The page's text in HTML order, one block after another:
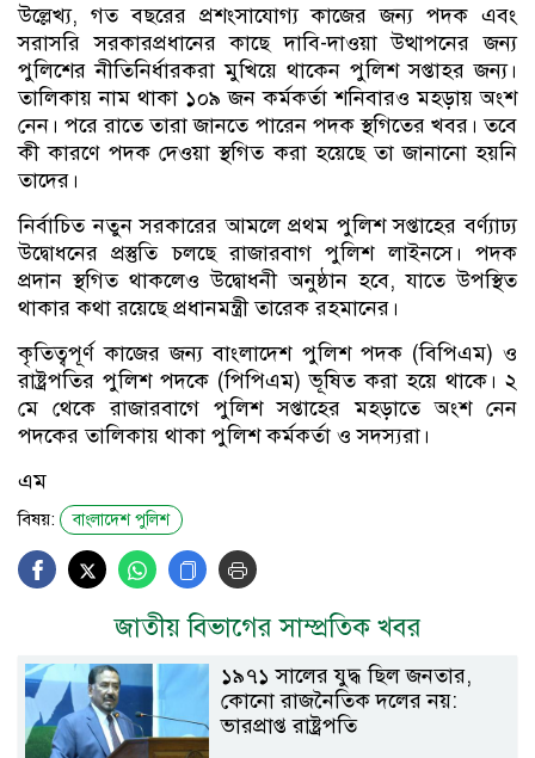
উল্লেখ্য, গত বছরের প্রশংসাযোগ্য কাজের জন্য পদক এবং
সরাসরি সরকারপ্রধানের কাছে দাবি-দাওয়া উত্থাপনের জন্য
পুলিশের নীতিনির্ধারকরা মুখিয়ে থাকেন পুলিশ সপ্তাহর জন্য।
তালিকায় নাম থাকা ১০৯ জন কর্মকর্তা শনিবারও মহড়ায় অংশ
নেন। পরে রাতে তারা জানতে পারেন পদক স্থগিতের খবর। তবে
কী কারণে পদক দেওয়া স্থগিত করা হয়েছে তা জানানো হয়নি
তাদের।
নির্বাচিত নতুন সরকারের আমলে প্রথম পুলিশ সপ্তাহের বর্ণ্যাঢ্য
উদ্বোধনের প্রস্তুতি চলছে রাজারবাগ পুলিশ লাইনসে। পদক
প্রদান স্থগিত থাকলেও উদ্বোধনী অনুষ্ঠান হবে, যাতে উপস্থিত
থাকার কথা রয়েছে প্রধানমন্ত্রী তারেক রহমানের।
কৃতিত্বপূর্ণ কাজের জন্য বাংলাদেশ পুলিশ পদক (বিপিএম) ও
রাষ্ট্রপতির পুলিশ পদকে (পিপিএম) ভূষিত করা হয়ে থাকে। ২
মে থেকে রাজারবাগে পুলিশ সপ্তাহের মহড়াতে অংশ নেন
পদকের তালিকায় থাকা পুলিশ কর্মকর্তা ও সদস্যরা।
এম
বিষয়: বাংলাদেশ পুলিশ
জাতীয় বিভাগের সাম্প্রতিক খবর
১৯৭১ সালের যুদ্ধ ছিল জনতার,
কোনো রাজনৈতিক দলের নয়:
ভারপ্রাপ্ত রাষ্ট্রপতি